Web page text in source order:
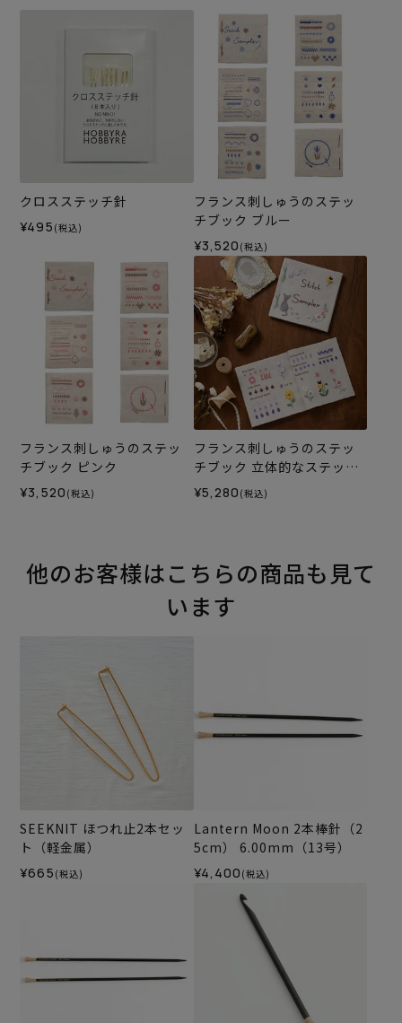
クロスステッチ針
¥495 (税込)
フランス刺しゅうのステッ
チブック ブルー
¥3,520 (税込)
フランス刺しゅうのステッ
チブック ピンク
¥3,520 (税込)
フランス刺しゅうのステッ
チブック 立体的なステッチ
編
¥5,280 (税込)
他のお客様はこちらの商品も見て
います
SEEKNIT ほつれ止2本セッ
ト（軽金属）
¥665 (税込)
Lantern Moon 2本棒針（2
5cm） 6.00mm（13号）
¥4,400 (税込)